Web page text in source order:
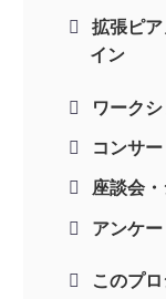
拡張ピ
イン
ワーク
コンサ
座談会
アンケ
このプ